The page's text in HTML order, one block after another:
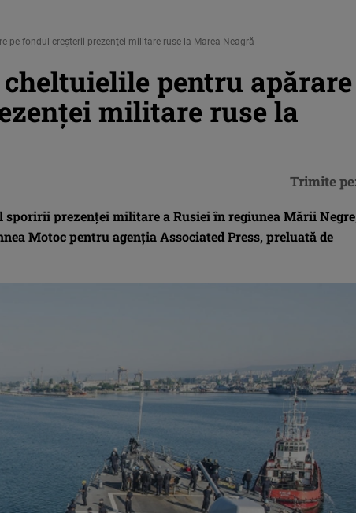
pe fondul creşterii prezenţei militare ruse la Marea Neagră
pentru apărare
militare ruse la
prezenţei militare a Rusiei în regiunea Mării
Motoc pentru agenţia Associated Press, preluată de
Trimite